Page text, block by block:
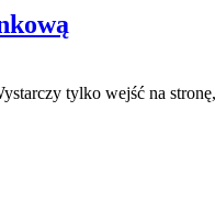
tylko wejść na